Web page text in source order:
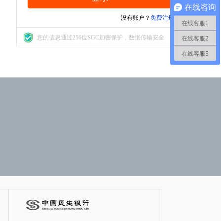
没有账户？ 免费注册
您的信息通过256位SGC加密保护，数据传输安全
在线咨询
在线客服1
在线客服2
在线客服3